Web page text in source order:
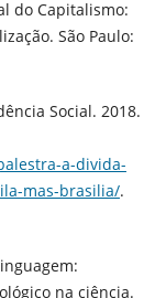
do Capitalismo:
São Paulo:
Social. 2018.
a-divida-
mas-brasilia/.
na ciência.